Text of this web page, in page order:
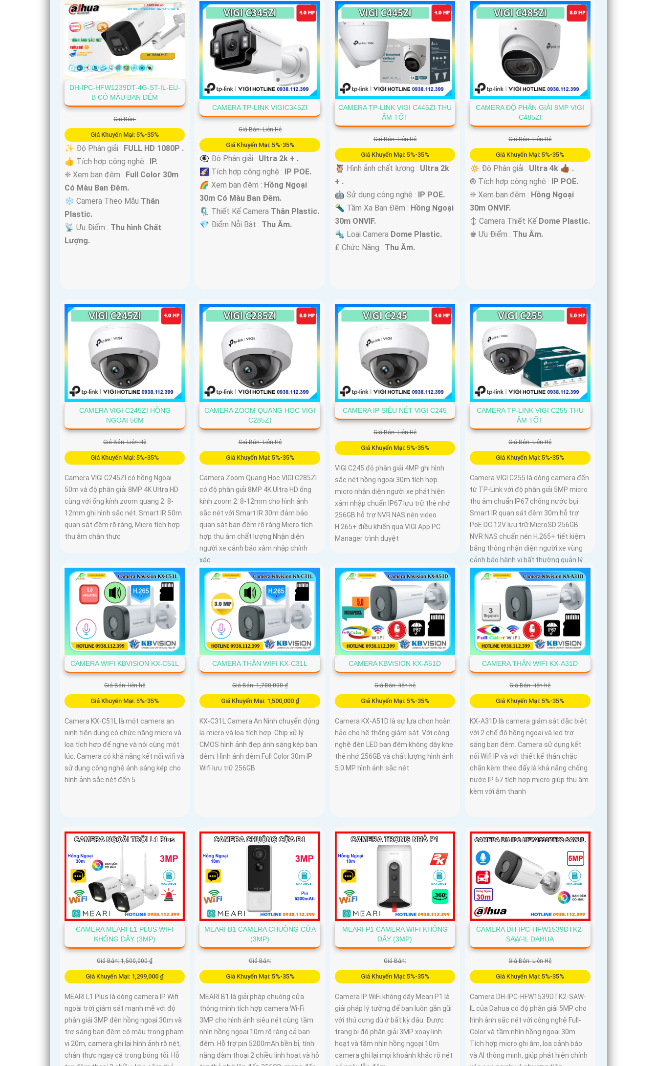
DH-IPC-HFW1239DT-4G-ST-IL-EU-
B CÓ MÀU BAN ĐÊM
Giá Bán:
Giá Khuyến Mại: 5%-35%
✨ Độ Phân giải : FULL HD 1080P .
👍 Tích hợp công nghệ :
IP.
❈ Xem ban đêm : Full Color 30m
Có Màu Ban Ðêm.
❄ Camera Theo Mẫu Thân
Plastic.
️📡 Ưu Điểm : Thu hình Chất
Lượng.
CAMERA TP-LINK VIGIC345ZI
Giá Bán: Liên Hệ
Giá Khuyến Mại: 5%-35%
👁️‍🗨 Độ Phân giải : Ultra 2k + .
🌠 Tích hợp công nghệ : IP POE.
🌈 Xem ban đêm : Hồng Ngoại
30m Có Màu Ban Ðêm.
🗜️ Thiết Kế Camera Thân Plastic.
️💎 Điểm Nỗi Bật : Thu Âm.
CAMERA TP-LINK VIGI C445ZI THU
ÂM TỐT
Giá Bán: Liên Hệ
Giá Khuyến Mại: 5%-35%
🦉 Hình ảnh chất lượng : Ultra 2k
+ .
🤖️ Sử dụng công nghệ : IP POE.
🔦 Tầm Xa Ban Đêm : Hồng Ngoại
30m ONVIF.
🔩 Loại Camera Dome Plastic.
️₤ Chức Năng : Thu Âm.
CAMERA ĐỘ PHÂN GIẢI 8MP VIGI
C485ZI
Giá Bán: Liên Hệ
Giá Khuyến Mại: 5%-35%
🔅 Độ Phân giải : Ultra 4k 👍🏾 .
®️ Tích hợp công nghệ : IP POE.
❈ Xem ban đêm : Hồng Ngoại
30m ONVIF.
↕️ Camera Thiết Kế Dome Plastic.
️♚ Ưu Điểm : Thu Âm.
CAMERA VIGI C245ZI HỒNG
NGOẠI 50M
Giá Bán: Liên Hệ
Giá Khuyến Mại: 5%-35%
Camera VIGI C245ZI có hồng Ngoại
50m và độ phân giải 8MP 4K Ultra HD
cùng với ống kính zoom quang 2. 8-
12mm ghi hình sắc nét. Smart IR 50m
quan sát đêm rõ ràng, Micro tích hợp
thu âm chân thực
CAMERA ZOOM QUANG HỌC VIGI
C285ZI
Giá Bán: Liên Hệ
Giá Khuyến Mại: 5%-35%
Camera Zoom Quang Học VIGI C285ZI
có độ phân giải 8MP 4K Ultra HD ống
kính zoom 2. 8-12mm cho hình ảnh
sắc nét với Smart IR 30m đảm bảo
quan sát ban đêm rõ ràng Micro tích
hợp thu âm chất lượng Nhận diện
người xe cảnh báo xâm nhập chính
xác
CAMERA IP SIÊU NÉT VIGI C245
Giá Bán: Liên Hệ
Giá Khuyến Mại: 5%-35%
VIGI C245 độ phân giải 4MP ghi hình
sắc nét hồng ngoại 30m tích hợp
micro nhận diện người xe phát hiện
xâm nhập chuẩn IP67 lưu trữ thẻ nhớ
256GB hỗ trợ NVR NAS nén video
H.265+ điều khiển qua VIGI App PC
Manager trình duyệt
CAMERA TP-LINK VIGI C255 THU
ÂM TỐT
Giá Bán: Liên Hệ
Giá Khuyến Mại: 5%-35%
Camera VIGI C255 là dòng camera đến
từ TP-Link với độ phân giải 5MP micro
thu âm chuẩn IP67 chống nước bụi
Smart IR quan sát đêm 30m hỗ trợ
PoE DC 12V lưu trữ MicroSD 256GB
NVR NAS chuẩn nén H.265+ tiết kiệm
băng thông nhận diện người xe vùng
cảnh báo hành vi bất thường quản lý
qua VIGI App VIGI Manager trình duyệt
web giám sát sắc nét
CAMERA WIFI KBVISION KX-C51L
Giá Bán: liên hệ
Giá Khuyến Mại: 5%-35%
Camera KX-C51L là một camera an
ninh tiện dụng có chức năng micro và
loa tích hợp để nghe và nói cùng một
lúc. Camera có khả năng kết nối wifi và
sử dụng công nghệ ánh sáng kép cho
hình ảnh sắc nét đến 5
CAMERA THÂN WIFI KX-C31L
Giá Bán: 1,700,000 ₫
Giá Khuyến Mại: 1,500,000 ₫
KX-C31L Camera An Ninh chuyển động
lạ micro và loa tích hợp. Chip xử lý
CMOS hình ảnh đẹp ánh sáng kép ban
đêm. Hình ảnh đêm Full Color 30m IP
Wifi lưu trữ 256GB
CAMERA KBVISION KX-A51D
Giá Bán: liên hệ
Giá Khuyến Mại: 5%-35%
Camera KX-A51D là sự lựa chọn hoàn
hảo cho hệ thống giám sát. Với công
nghệ đèn LED ban đêm không dây khe
thẻ nhớ 256GB và chất lượng hình ảnh
5.0 MP hình ảnh sắc nét
CAMERA THÂN WIFI KX-A31D
Giá Bán: liên hệ
Giá Khuyến Mại: 5%-35%
KX-A31D là camera giám sát đặc biệt
với 2 chế độ hồng ngoại và led trợ
sáng ban đêm. Camera sử dụng kết
nối Wifi IP và với thiết kế thân chắc
chắn kèm theo đấy là khả năng chống
nước IP 67 tích hợp micro giúp thu âm
kèm với âm thanh
CAMERA MEARI L1 PLUS WIFI
KHÔNG DÂY (3MP)
Giá Bán: 1,500,000 ₫
Giá Khuyến Mại: 1,299,000 ₫
MEARI L1 Plus là dòng camera IP Wifi
ngoài trời giám sát mạnh mẽ với độ
phân giải 3MP đèn hồng ngoại 30m và
trợ sáng ban đêm có màu trong phạm
vi 20m, camera ghi lại hình ảnh rõ nét,
chân thực ngay cả trong bóng tối. Hỗ
MEARI B1 CAMERA CHUÔNG CỬA
(3MP)
Giá Bán:
Giá Khuyến Mại: 5%-35%
MEARI B1 là giải pháp chuông cửa
thông minh tích hợp camera Wi-Fi
3MP cho hình ảnh siêu nét cùng tầm
nhìn hồng ngoại 10m rõ ràng cả ban
đêm. Hỗ trợ pin 5200mAh bền bỉ, tính
năng đàm thoại 2 chiều linh hoạt và hỗ
MEARI P1 CAMERA WIFI KHÔNG
DÂY (3MP)
Giá Bán:
Giá Khuyến Mại: 5%-35%
Camera IP WiFi không dây Meari P1 là
giải pháp lý tưởng để bạn luôn gần gũi
với thú cưng dù ở bất kỳ đâu. Được
trang bị độ phân giải 3MP xoay linh
hoạt và tầm nhìn hồng ngoại 10m
camera ghi lại mọi khoảnh khắc rõ nét
CAMERA DH-IPC-HFW1539DTK2-
SAW-IL DAHUA
Giá Bán: Liên Hệ
Giá Khuyến Mại: 5%-35%
Camera DH-IPC-HFW1539DTK2-SAW-
IL của Dahua có độ phân giải 5MP cho
hình ảnh sắc nét với công nghệ Full-
Color và tầm nhìn hồng ngoại 30m.
Tích hợp micro ghi âm, loa cảnh báo
và AI thông minh, giúp phát hiện chính